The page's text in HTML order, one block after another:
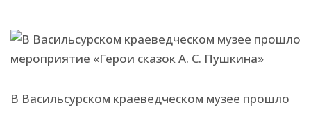
В Васильсурском краеведческом музее прошло